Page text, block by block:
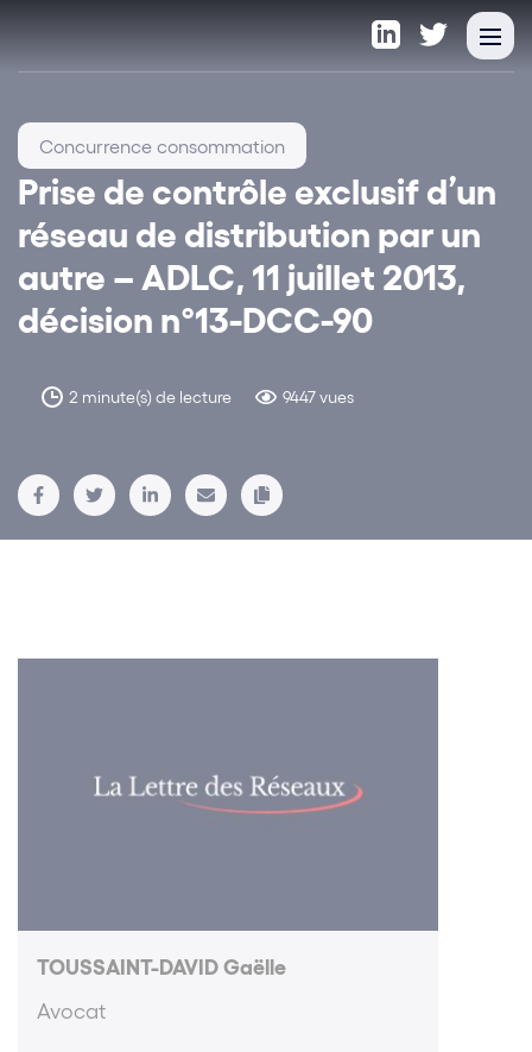
Prise de contrôle exclusif d’un
réseau de distribution par un
autre – ADLC, 11 juillet 2013,
décision n°13-DCC-90
2 minute(s) de lecture 9447 vues
Concurrence consommation
TOUSSAINT-DAVID Gaëlle
Avocat